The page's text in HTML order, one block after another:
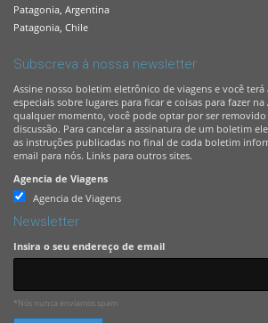
Patagonia, Argentina
Patagonia, Chile
Subscreva à nossa newsletter
Assine nosso boletim eletrônico de viagens e você terá
especiais sobre lugares para ficar e coisas para fazer
qualquer momento, você pode optar por ser removido
discussão. Para cancelar a assinatura de um boletim
as instruções publicadas no final de cada boletim
email para nós. Links para outros sites.
Agencia de Viagens
Agencia de Viagens
Newsletter
Insira o seu endereço de email
*Nós nunca enviamos spam